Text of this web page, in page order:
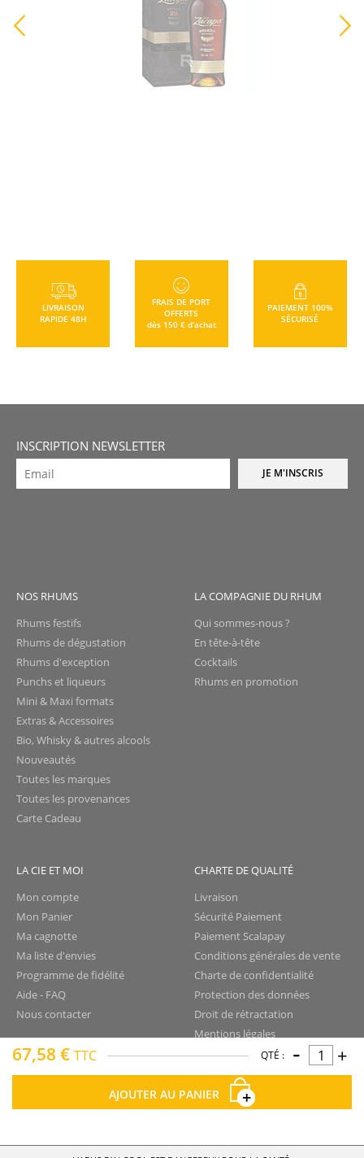
67,58 € TTC QTÉ : - +
AJOUTER AU PANIER
LIVRAISON
RAPIDE 48H
FRAIS DE PORT
OFFERTS
dès 150 € d’achat
PAIEMENT 100%
SÉCURISÉ
INSCRIPTION NEWSLETTER
JE M'INSCRIS
NOS RHUMS
Rhums festifs
Rhums de dégustation
Rhums d'exception
Punchs et liqueurs
Mini & Maxi formats
Extras & Accessoires
Bio, Whisky & autres alcools
Nouveautés
Toutes les marques
Toutes les provenances
Carte Cadeau
LA COMPAGNIE DU RHUM
Qui sommes-nous ?
En tête-à-tête
Cocktails
Rhums en promotion
LA CIE ET MOI
Mon compte
Mon Panier
Ma cagnotte
Ma liste d'envies
Programme de fidélité
Aide - FAQ
Nous contacter
CHARTE DE QUALITÉ
Livraison
Sécurité Paiement
Paiement Scalapay
Conditions générales de vente
Charte de confidentialité
Protection des données
Droit de rétractation
Mentions légales
Plan du site